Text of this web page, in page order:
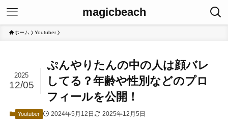
magicbeach
ホーム Youtuber
ぷんやりたんの中の人は顔バレ
してる？年齢や性別などのプロ
フィールを公開！
2025
12/05
Youtuber 2024年5月12日 2025年12月5日